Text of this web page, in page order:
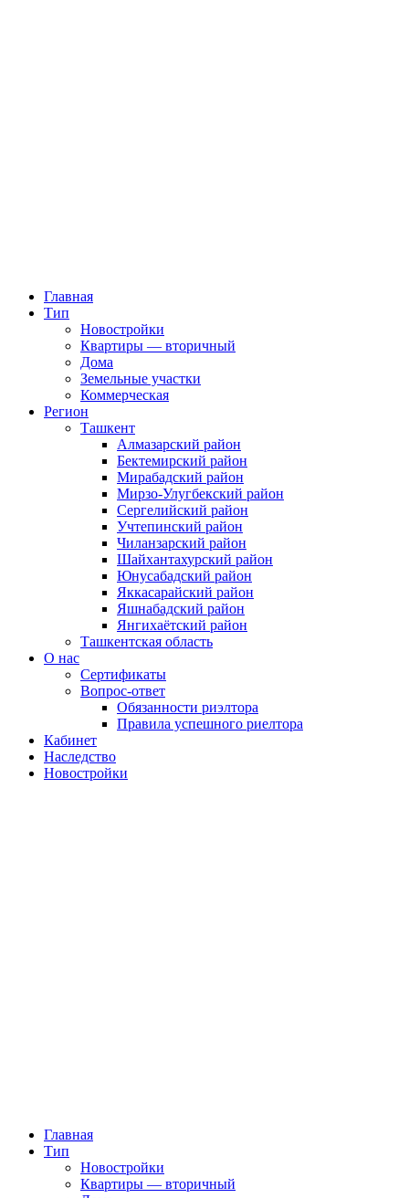
Главная
Тип
Новостройки
Квартиры — вторичный
Дома
Земельные участки
Коммерческая
Регион
Ташкент
Алмазарский район
Бектемирский район
Мирабадский район
Мирзо-Улугбекский район
Сергелийский район
Учтепинский район
Чиланзарский район
Шайхантахурский район
Юнусабадский район
Яккасарайский район
Яшнабадский район
Янгихаётский район
Ташкентская область
О нас
Сертификаты
Вопрос-ответ
Обязанности риэлтора
Правила успешного риелтора
Кабинет
Наследство
Новостройки
Главная
Тип
Новостройки
Квартиры — вторичный